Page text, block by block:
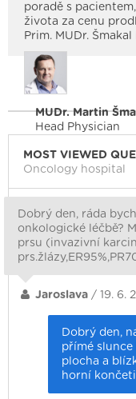
poradě s
života za cenu
Prim. MUDr.
MUDr. Martin
Head Physician
MOST VIEWED
Oncology hospital
Dobrý den, ráda
onkologické léčbě?
prsu (invazivní
Jaroslava / 19. 6.
Dobrý den,
přímé
plocha a
horní